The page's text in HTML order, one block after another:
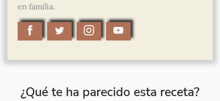
en familia.
¿Qué te ha parecido esta receta?